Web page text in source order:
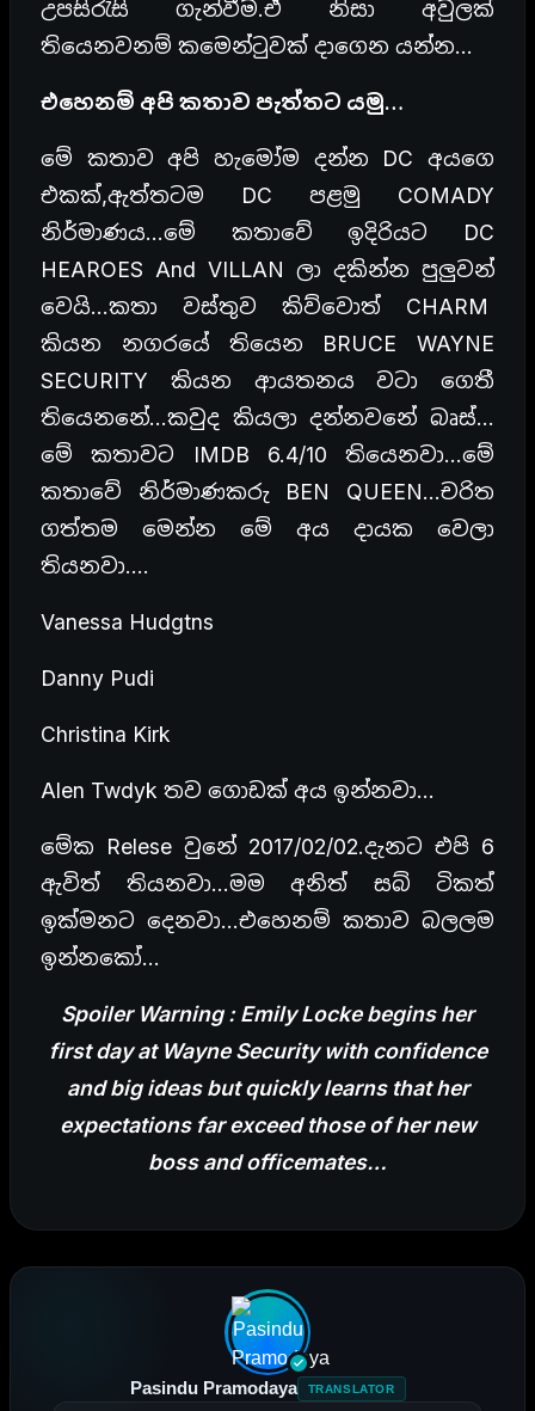
උපසිරැසි ගැන්වීම.ඒ නිසා අවුලක්
තියෙනවනම් කමෙන්ටුවක් දාගෙන යන්න…
එහෙනම් අපි කතාව පැත්තට යමු…
මේ කතාව අපි හැමෝම දන්න DC අයගෙ
එකක්,ඇත්තටම DC පළමු COMADY
නිර්මාණය…මේ කතාවේ ඉදිරියට DC
HEAROES And VILLAN ලා දකින්න පුලුවන්
වෙයි…කතා වස්තුව කිව්වොත් CHARM
කියන නගරයේ තියෙන BRUCE WAYNE
SECURITY කියන ආයතනය වටා ගෙතී
තියෙනනේ…කවුද කියලා දන්නවනේ බෘස්…
මේ කතාවට IMDB 6.4/10 තියෙනවා…මේ
කතාවේ නිර්මාණකරු BEN QUEEN…චරිත
ගත්තම මෙන්න මේ අය දායක වෙලා
තියනවා….
Vanessa Hudgtns
Danny Pudi
Christina Kirk
Alen Twdyk තව ගොඩක් අය ඉන්නවා…
මේක Relese වුනේ 2017/02/02.දැනට එපි 6
ඇවිත් තියනවා…මම අනිත් සබ් ටිකත්
ඉක්මනට දෙනවා…එහෙනම් කතාව බලලම
ඉන්නකෝ…
Spoiler Warning : Emily Locke begins her
first day at Wayne Security with confidence
and big ideas but quickly learns that her
expectations far exceed those of her new
boss and officemates…
Pasindu Pramodaya TRANSLATOR